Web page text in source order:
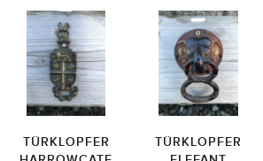
TÜRKLOPFER
TÜRKLOPFER